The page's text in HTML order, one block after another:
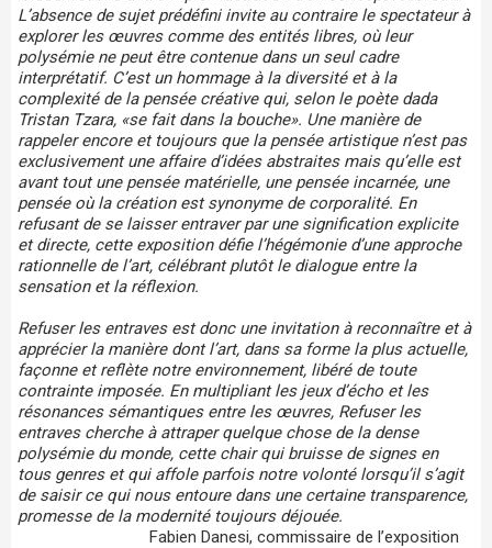
L’absence de sujet prédéfini invite au contraire le spectateur à
explorer les œuvres comme des entités libres, où leur
polysémie ne peut être contenue dans un seul cadre
interprétatif. C’est un hommage à la diversité et à la
complexité de la pensée créative qui, selon le poète dada
Tristan Tzara, «se fait dans la bouche». Une manière de
rappeler encore et toujours que la pensée artistique n’est pas
exclusivement une affaire d’idées abstraites mais qu’elle est
avant tout une pensée matérielle, une pensée incarnée, une
pensée où la création est synonyme de corporalité. En
refusant de se laisser entraver par une signification explicite
et directe, cette exposition défie l’hégémonie d’une approche
rationnelle de l’art, célébrant plutôt le dialogue entre la
sensation et la réflexion.
Refuser les entraves est donc une invitation à reconnaître et à
apprécier la manière dont l’art, dans sa forme la plus actuelle,
façonne et reflète notre environnement, libéré de toute
contrainte imposée. En multipliant les jeux d’écho et les
résonances sémantiques entre les œuvres, Refuser les
entraves cherche à attraper quelque chose de la dense
polysémie du monde, cette chair qui bruisse de signes en
tous genres et qui affole parfois notre volonté lorsqu’il s’agit
de saisir ce qui nous entoure dans une certaine transparence,
promesse de la modernité toujours déjouée.
Fabien Danesi, commissaire de l’exposition